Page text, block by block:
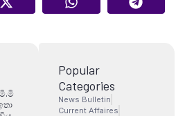
Popular
Categories
News Bulletin
Current Affaires